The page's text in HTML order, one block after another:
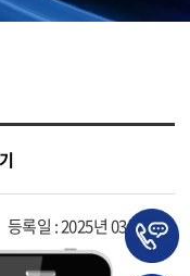
등록일 : 2025년 03월 31일